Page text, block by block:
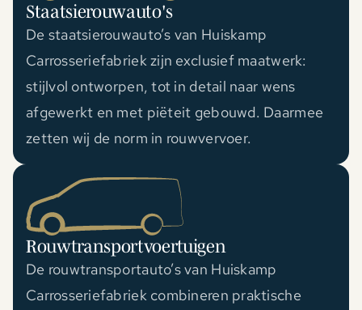
Staatsierouwauto's
De staatsierouwauto’s van Huiskamp
Carrosseriefabriek zijn exclusief maatwerk:
stijlvol ontworpen, tot in detail naar wens
afgewerkt en met piëteit gebouwd. Daarmee
zetten wij de norm in rouwvervoer.
Rouwtransportvoertuigen
De rouwtransportauto’s van Huiskamp
Carrosseriefabriek combineren praktische